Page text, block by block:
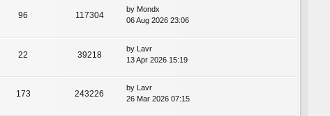
96 117304
by Mondx
06 Aug 2026 23:06
22 39218
by Lavr
13 Apr 2026 15:19
173 243226
by Lavr
26 Mar 2026 07:15